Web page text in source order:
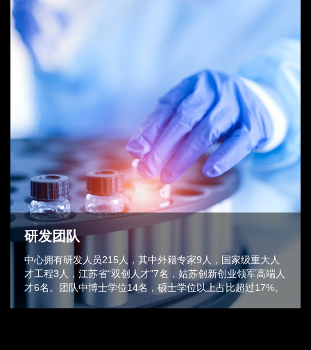
研发团队
中⼼拥有研发⼈员215⼈，其中外籍专家9⼈，国家级重大人
才工程3人，江苏省“双创⼈才”7名，姑苏创新创业领军⾼端⼈
才6名。团队中博⼠学位14名，硕⼠学位以上占⽐超过17%。